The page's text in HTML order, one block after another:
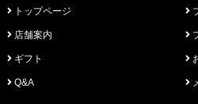
トップページ
店舗案内
ギフト
Q&A